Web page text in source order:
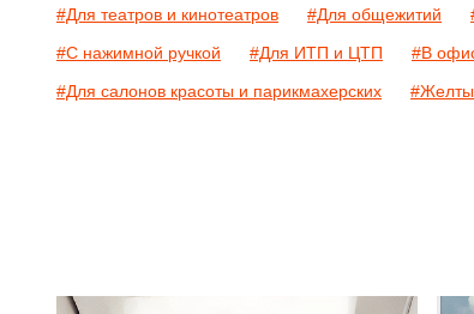
#Для театров и кинотеатров #Для общежитий
#С нажимной ручкой
#Для ИТП и ЦТП #В
#Для салонов красоты и парикмахерских